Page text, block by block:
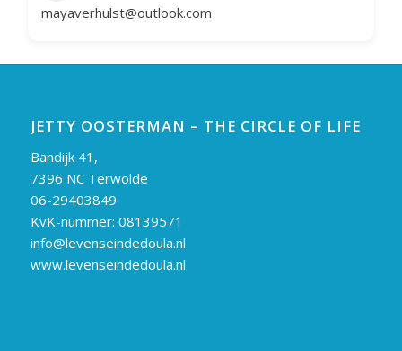
mayaverhulst@outlook.com
JETTY OOSTERMAN – THE CIRCLE OF LIFE
Bandijk 41,
7396 NC Terwolde
06-29403849
KvK-nummer: 08139571
info@levenseindedoula.nl
www.levenseindedoula.nl